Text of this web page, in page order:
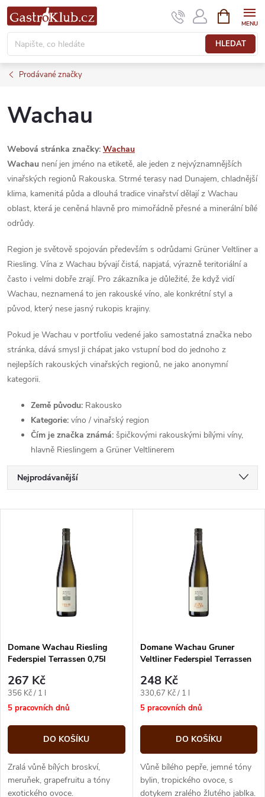
Přejít
na
obsah
HLEDAT
NÁKUPNÍ
KOŠÍK
Prodávané značky
Wachau
Webová stránka značky: Wachau
Wachau není jen jméno na etiketě, ale jeden z nejvýznamnějších
vinařských regionů Rakouska. Strmé terasy nad Dunajem, chladnější
klima, kamenitá půda a dlouhá tradice vinařství dělají z Wachau
oblast, která je ceněná hlavně pro mimořádně přesné a minerální bílé
odrůdy.
Region je světově spojován především s odrůdami Grüner Veltliner a
Riesling. Vína z Wachau bývají čistá, napjatá, výrazně teritoriální a
často i velmi dobře zrají. Pro zákazníka je důležité, že když vidí
Wachau, neznamená to jen rakouské víno, ale konkrétní styl a
původ, který nese jasný rukopis krajiny.
Pokud je Wachau v portfoliu vedené jako samostatná značka nebo
stránka, dává smysl ji chápat jako vstupní bod do jednoho z
nejlepších rakouských vinařských regionů, ne jako anonymní
kategorii.
Země původu: Rakousko
Kategorie: víno / vinařský region
Čím je značka známá: špičkovými rakouskými bílými víny,
hlavně Rieslingem a Grüner Veltlinerem
Ř
a
p
r
o
d
u
Nejprodávanější
s
p
r
o
d
u
Domane Wachau Riesling
Federspiel Terrassen 0,75l
267 Kč
Měrná
cena:
356 Kč / 1 l
5 pracovních dnů
DO KOŠÍKU
Zralá vůně bílých broskví,
meruňek, grapefruitu a tóny
exotického ovoce.
Domane Wachau Gruner
Veltliner Federspiel Terrassen
248 Kč
Měrná
cena:
330,67 Kč / 1 l
5 pracovních dnů
DO KOŠÍKU
Vůně bílého pepře, jemné tóny
bylin, tropického ovoce, s
dotykem zralého žlutého jablka.